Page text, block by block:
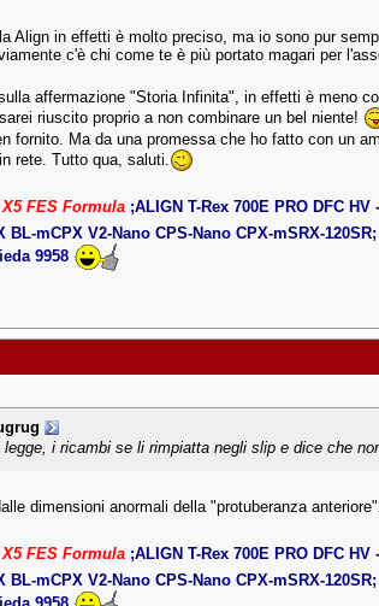
Align in effetti è molto preciso, ma io sono pur
c'è chi come te è più portato magari per
affermazione "Storia Infinita", in effetti è meno
riuscito proprio a non combinare un bel niente!
fornito. Ma da una promessa che ho fatto con un
rete. Tutto qua, saluti.
X5 FES Formula ;ALIGN T-Rex 700E PRO DFC
BL-mCPX V2-Nano CPS-Nano CPX-mSRX-
9958
i ricambi se li rimpiatta negli slip e dice che
dimensioni anormali della "protuberanza
X5 FES Formula ;ALIGN T-Rex 700E PRO DFC
BL-mCPX V2-Nano CPS-Nano CPX-mSRX-